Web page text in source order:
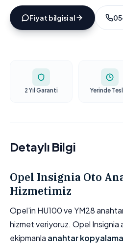
Fiyat bilgisi al
2 Yıl Garanti Yerinde
Detaylı Bilgi
Opel Insignia Oto
Hizmetimiz
Opel'in HU100 ve YM28
hizmet veriyoruz. Opel Insignia
ekipmanla anahtar kopyalama